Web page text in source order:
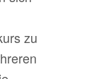
zu